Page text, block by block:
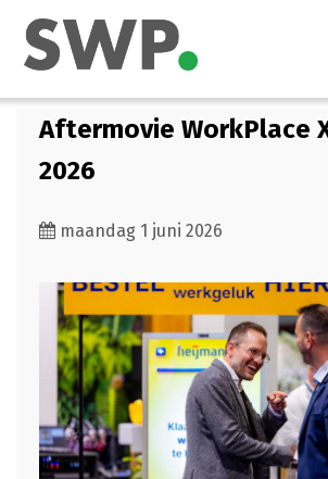
Aftermovie WorkPlace
2026
maandag 1 juni 2026